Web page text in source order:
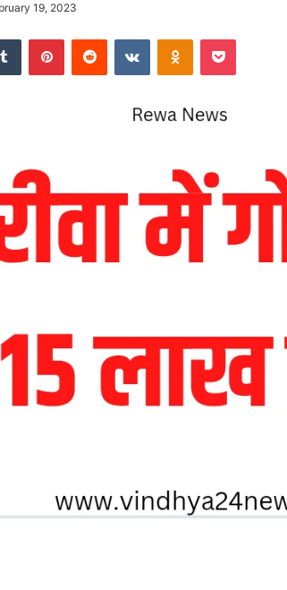
19, 2023
Tumblr PinterestReddit VKontakteOdnoklassniki
Pocket